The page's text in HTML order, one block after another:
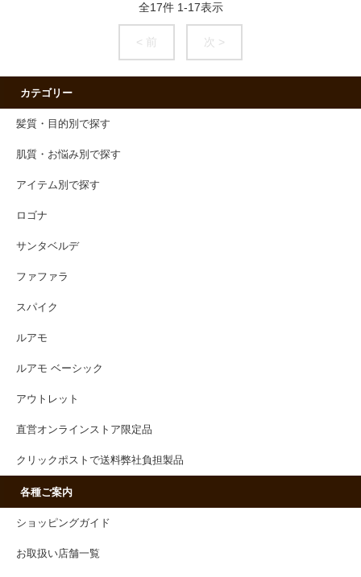
全17件 1-17表示
< 前 次 >
カテゴリー
髪質・目的別で探す
肌質・お悩み別で探す
アイテム別で探す
ロゴナ
サンタベルデ
ファファラ
スパイク
ルアモ
ルアモ ベーシック
アウトレット
直営オンラインストア限定品
クリックポストで送料弊社負担製品
各種ご案内
ショッピングガイド
お取扱い店舗一覧